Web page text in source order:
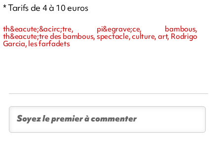
* Tarifs de 4 à 10 euros
th&eacute;&acirc;tre, pi&egrave;ce, bambous,
th&eacute;tre des bambous, spectacle, culture, art, Rodrigo
Garcia, les farfadets